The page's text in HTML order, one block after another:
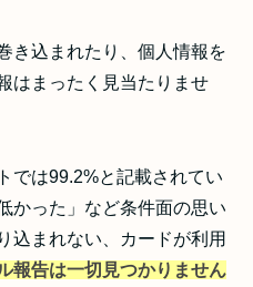
き込まれたり、個人情報を
はまったく見当たりませ
では99.2%と記載されてい
かった」など条件面の思い
込まれない、カードが利用
報告は一切見つかりません